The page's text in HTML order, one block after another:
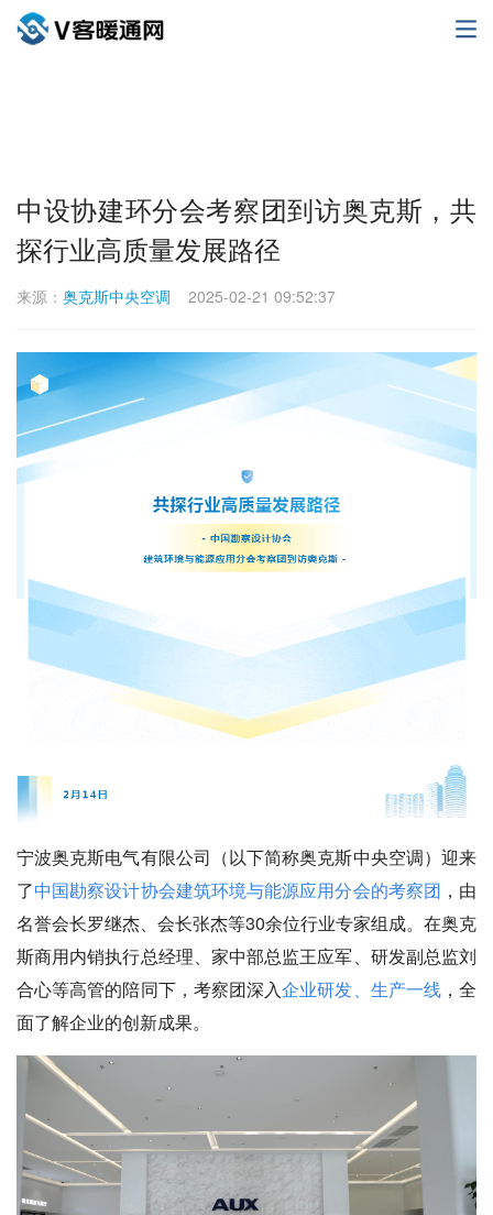
中设协建环分会考察团到访奥克斯，共
探行业高质量发展路径
来源： 奥克斯中央空调 2025-02-21 09:52:37
宁波奥克斯电气有限公司（以下简称奥克斯中央空调）迎来
了中国勘察设计协会建筑环境与能源应用分会的考察团 ，由
名誉会长罗继杰、会长张杰等30余位行业专家组成。在奥克
斯商用内销执行总经理、家中部总监王应军、研发副总监刘
合心等高管的陪同下，考察团深入企业研发、生产一线，全
面了解企业的创新成果。